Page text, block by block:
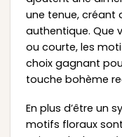
une tenue, créant
authentique. Que
ou courte, les
choix gagnant
touche bohème
En plus d’être un
motifs floraux